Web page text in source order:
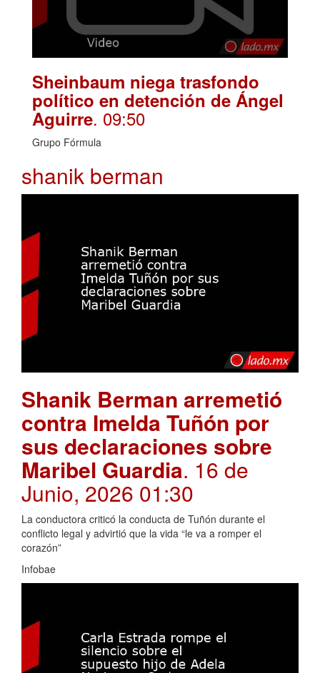
Sheinbaum niega trasfondo
político en detención de Ángel
Aguirre. 09:50
Grupo Fórmula
shanik berman
Shanik Berman arremetió
contra Imelda Tuñón por
sus declaraciones sobre
Maribel Guardia. 16 de
Junio, 2026 01:30
La conductora criticó la conducta de Tuñón durante el
conflicto legal y advirtió que la vida “le va a romper el
corazón”
Infobae